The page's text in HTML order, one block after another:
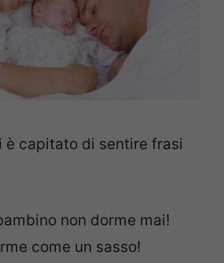
è capitato di sentire frasi
non dorme mai!
come un sasso!